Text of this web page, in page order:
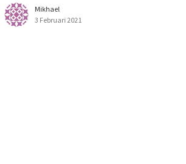
Mikhael
3 Februari 2021